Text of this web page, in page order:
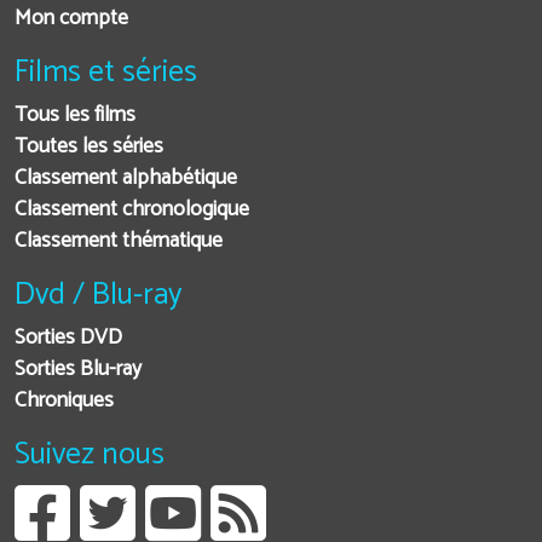
Mon compte
Films et séries
Tous les films
Toutes les séries
Classement alphabétique
Classement chronologique
Classement thématique
Dvd / Blu-ray
Sorties DVD
Sorties Blu-ray
Chroniques
Suivez nous